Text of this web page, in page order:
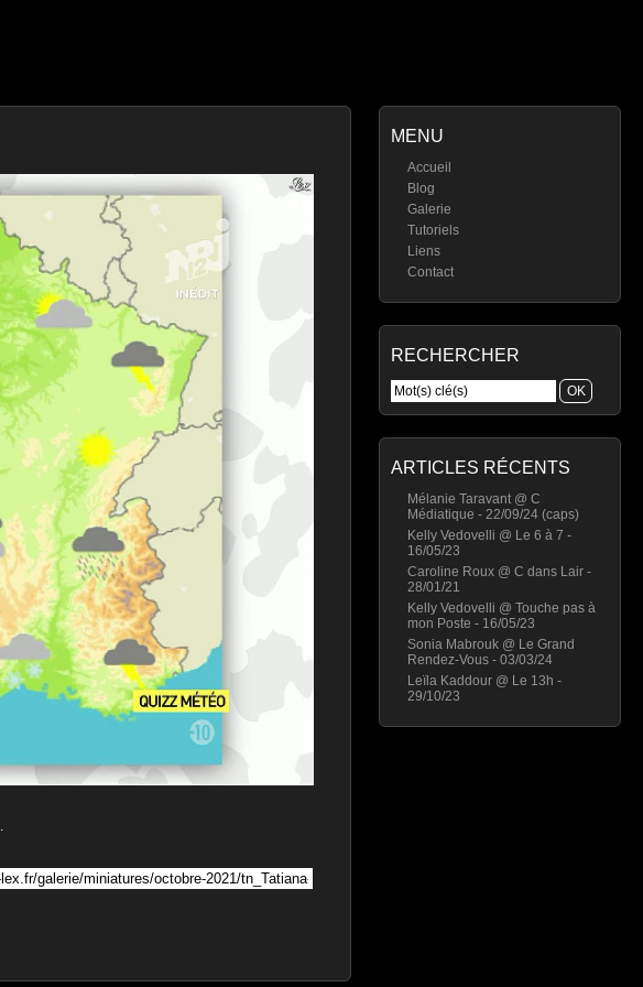
MENU
Accueil
Blog
Galerie
Tutoriels
Liens
Contact
RECHERCHER
ARTICLES RÉCENTS
Mélanie Taravant @ C
Médiatique - 22/09/24 (caps)
Kelly Vedovelli @ Le 6 à 7 -
16/05/23
Caroline Roux @ C dans Lair -
28/01/21
Kelly Vedovelli @ Touche pas à
mon Poste - 16/05/23
Sonia Mabrouk @ Le Grand
Rendez-Vous - 03/03/24
Leïla Kaddour @ Le 13h -
29/10/23